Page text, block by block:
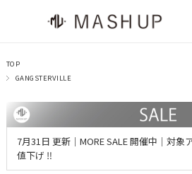
TOP
GANGSTERVILLE
7月31日 更新｜MORE SALE 開催中｜対象
値下げ ‼